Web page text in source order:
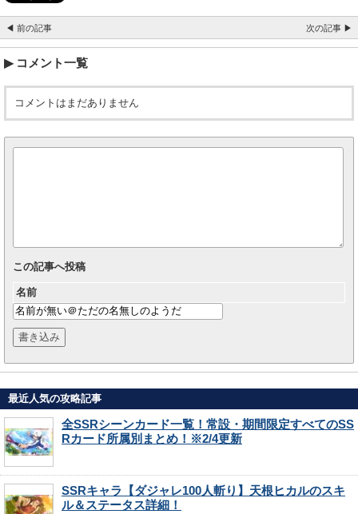
◀ 前の記事 次の記事 ▶
コメント一覧
コメントはまだありません
この記事へ投稿
名前
最近人気の攻略記事
全SSRシーンカード一覧！常設・期間限定すべてのSS
Rカード所属別まとめ！※2/4更新
SSRキャラ【ダジャレ100人斬り】天根ヒカルのスキ
ル＆ステータス詳細！